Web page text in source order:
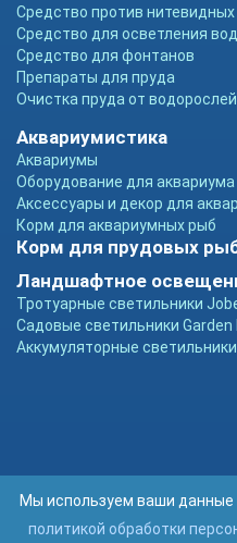
Средство против
Средство для осветления
Средство для фонтанов
Препараты для пруда
Очистка пруда от водорослей
Аквариумистика
Аквариумы
Оборудование для аквариума
Аксессуары и декор для
Корм для аквариумных рыб
Корм для прудовых
Ландшафтное
Тротуарные светильники
Садовые светильники Garden
Аккумуляторные
Мы используем ваши данные
политикой обработки